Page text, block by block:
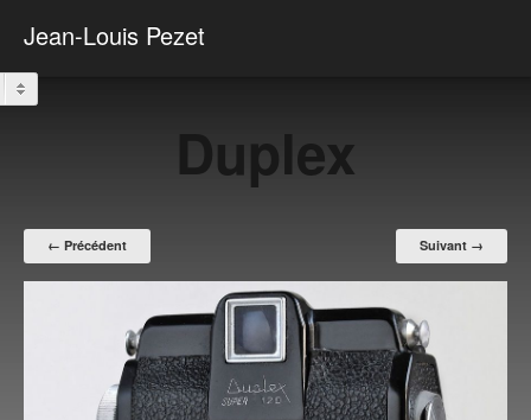
Jean-Louis Pezet
Photographies
Duplex
← Précédent Suivant →